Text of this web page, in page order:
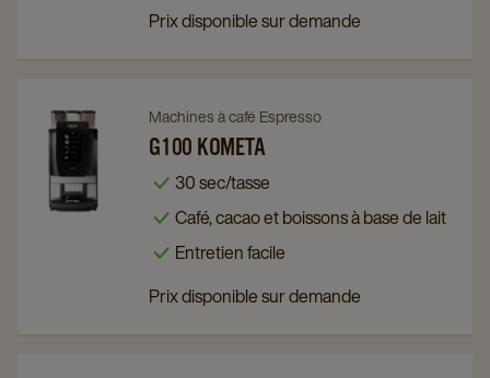
Prix disponible sur demande
Navigate
G100
KOMETA
Navigate
to
G100
KOMETA
page
Machines à café Espresso
G100 KOMETA
30 sec/tasse
Café, cacao et boissons à base de lait
Entretien facile
Prix disponible sur demande